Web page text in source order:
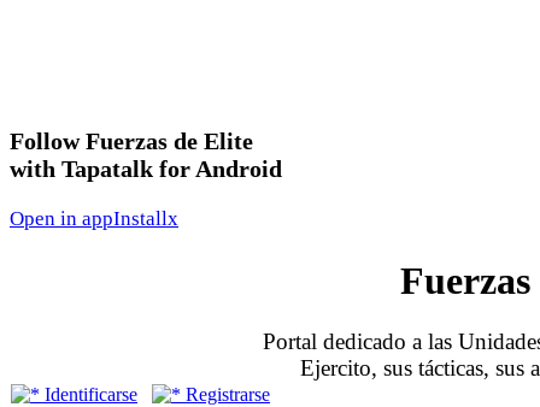
Follow Fuerzas de Elite
with Tapatalk for Android
Open in appInstallx
Portal dedicado a las
Ejercito, sus tácticas, sus
Identificarse Registrarse